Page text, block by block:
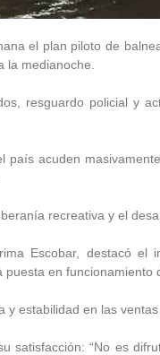
el plan piloto de
la medianoche.
resguardo policial y
país acuden
recreativa y el
Escobar, destacó el
en funcionamiento
estabilidad en las ventas
satisfacción: “No es